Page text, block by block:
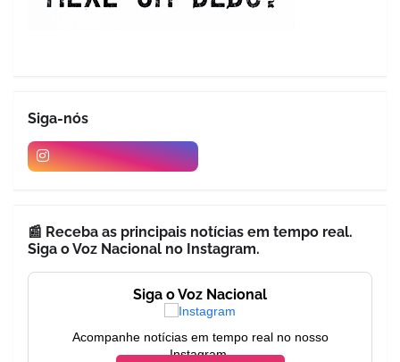
Siga-nós
📰 Receba as principais notícias em tempo real.
Siga o Voz Nacional no Instagram.
Siga o Voz Nacional
Acompanhe notícias em tempo real no nosso
Instagram.